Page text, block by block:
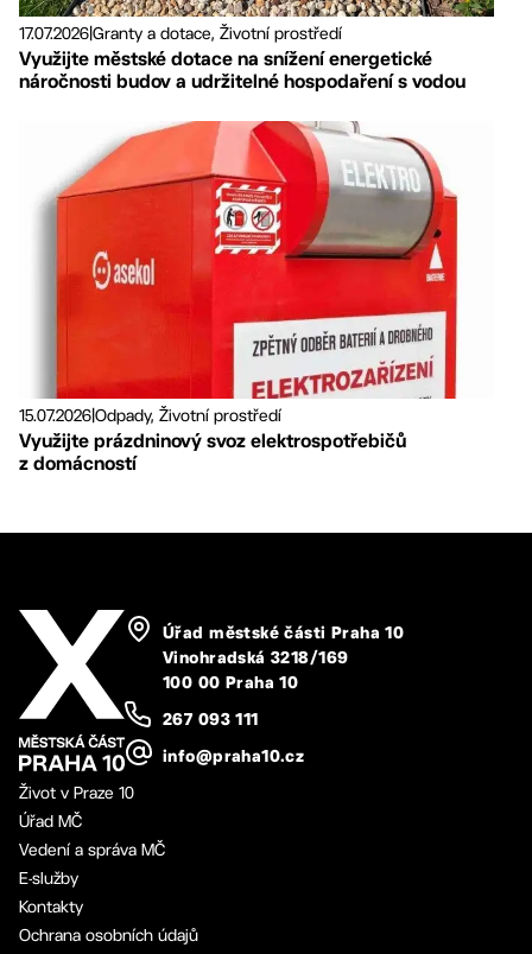
17.07.2026|Granty a dotace, Životní prostředí
Využijte městské dotace na snížení energetické
náročnosti budov a udržitelné hospodaření s vodou
15.07.2026Odpady, Životní prostředí
Využijte prázdninový svoz elektrospotřebičů
z domácností
Úřad městské části Praha 10
Vinohradská 3218/169
100 00 Praha 10
267 093 111
info@praha10.cz
Život v Praze 10
Úřad MČ
Vedení a správa MČ
E-služby
Kontakty
Ochrana osobních údajů